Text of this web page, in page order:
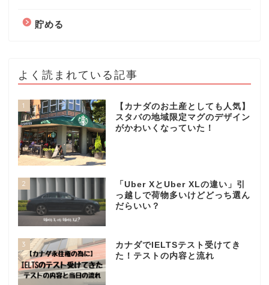
貯める
よく読まれている記事
1
【カナダのお土産としても人気】
スタバの地域限定マグのデザイン
がかわいくなっていた！
2
「Uber XとUber XLの違い」引
っ越しで荷物多いけどどっち選ん
だらいい？
3
カナダでIELTSテスト受けてき
た！テストの内容と流れ